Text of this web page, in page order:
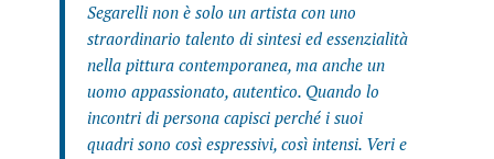
Segarelli non è solo un artista con uno
straordinario talento di sintesi ed essenzialità
nella pittura contemporanea, ma anche un
uomo appassionato, autentico. Quando lo
incontri di persona capisci perché i suoi
quadri sono così espressivi, così intensi. Veri e